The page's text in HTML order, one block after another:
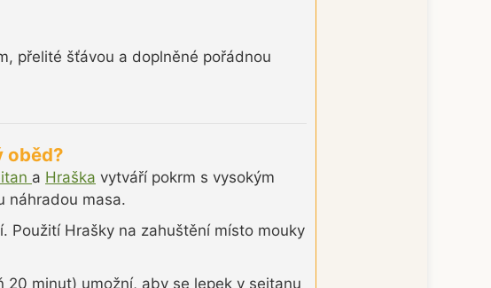
přelité šťávou a doplněné pořádnou
oběd?
a Hraška vytváří pokrm s vysokým
náhradou masa.
Použití Hrašky na zahuštění místo mouky
minut) umožní, aby se lepek v seitanu